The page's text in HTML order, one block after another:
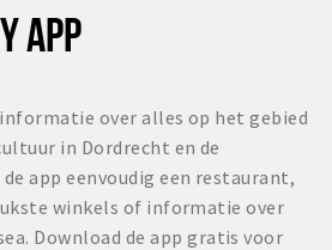
APP
over alles op het gebied
in Dordrecht en de
app eenvoudig een restaurant,
winkels of informatie over
Download de app gratis voor